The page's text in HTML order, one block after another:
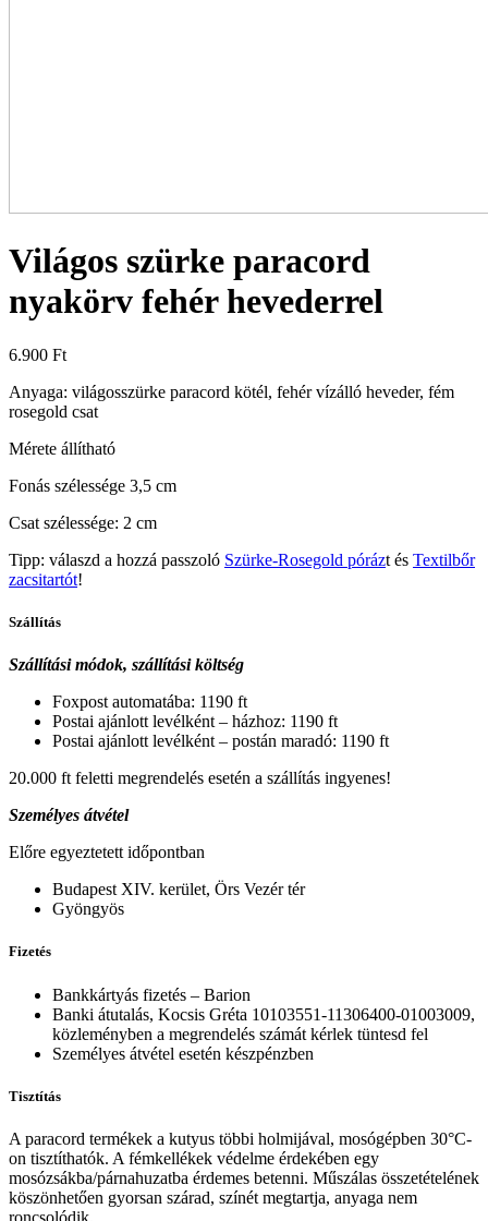
Világos szürke paracord
nyakörv fehér hevederrel
6.900 Ft
Anyaga: világosszürke paracord kötél, fehér vízálló heveder, fém
rosegold csat
Mérete állítható
Fonás szélessége 3,5 cm
Csat szélessége: 2 cm
Tipp: válaszd a hozzá passzoló Szürke-Rosegold pórázt és Textilbőr
zacsitartót!
Szállítás
Szállítási módok, szállítási költség
Foxpost automatába: 1190 ft
Postai ajánlott levélként – házhoz: 1190 ft
Postai ajánlott levélként – postán maradó: 1190 ft
20.000 ft feletti megrendelés esetén a szállítás ingyenes!
Személyes átvétel
Előre egyeztetett időpontban
Budapest XIV. kerület, Örs Vezér tér
Gyöngyös
Fizetés
Bankkártyás fizetés – Barion
Banki átutalás, Kocsis Gréta 10103551-11306400-01003009,
közleményben a megrendelés számát kérlek tüntesd fel
Személyes átvétel esetén készpénzben
Tisztítás
A paracord termékek a kutyus többi holmijával, mosógépben 30°C-
on tisztíthatók. A fémkellékek védelme érdekében egy
mosózsákba/párnahuzatba érdemes betenni. Műszálas összetételének
köszönhetően gyorsan szárad, színét megtartja, anyaga nem
roncsolódik.